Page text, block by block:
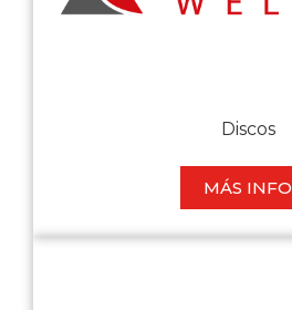
Discos
MÁS INFO